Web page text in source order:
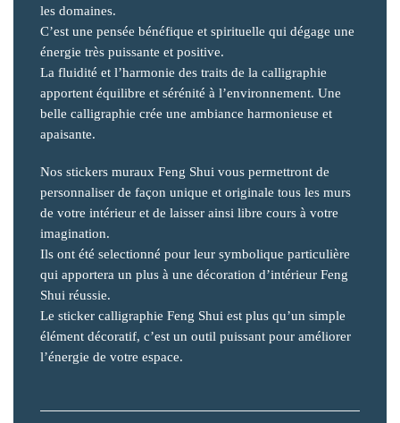
les domaines.
C’est une pensée bénéfique et spirituelle qui dégage une
énergie très puissante et positive.
La fluidité et l’harmonie des traits de la calligraphie
apportent équilibre et sérénité à l’environnement. Une
belle calligraphie crée une ambiance harmonieuse et
apaisante.
Nos stickers muraux Feng Shui vous permettront de
personnaliser de façon unique et originale tous les murs
de votre intérieur et de laisser ainsi libre cours à votre
imagination.
Ils ont été selectionné pour leur symbolique particulière
qui apportera un plus à une décoration d’intérieur Feng
Shui réussie.
Le sticker calligraphie Feng Shui est plus qu’un simple
élément décoratif, c’est un outil puissant pour améliorer
l’énergie de votre espace.